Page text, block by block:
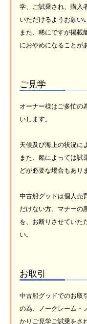
学、ご試乗され、購入
いただけるようお願い
また、稀にですが掲載
におやめになることが
ご見学
オーナー様はご多忙の
いします。
天候及び海上の状況に
また、船によっては試
どが必要な場合もあり
中古船グッドは個人売
だけない方、マナーの
を、お断りさせていた
い。
お取引
中古船グッドでのお取
の為、ノークレーム・
かりご見学ご試乗をさ